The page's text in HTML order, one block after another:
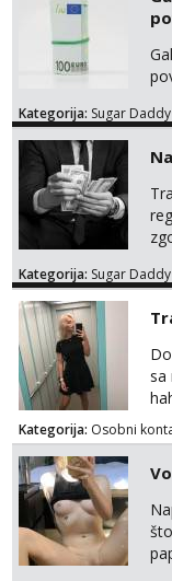
Kategorija: Sugar Daddy
Kategorija: Sugar Daddy
sa
Kategorija: Osobni